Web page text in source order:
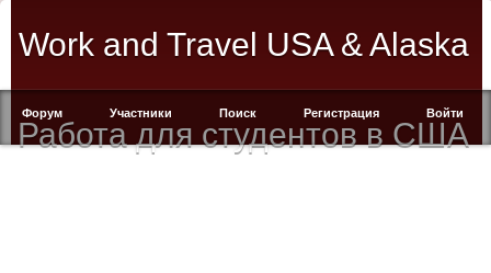
Work and Travel USA & Alaska
Работа для студентов в США
Форум Участники Поиск Регистрация Войти